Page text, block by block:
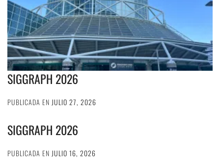
SIGGRAPH 2026
PUBLICADA EN JULIO 27, 2026
SIGGRAPH 2026
PUBLICADA EN JULIO 16, 2026